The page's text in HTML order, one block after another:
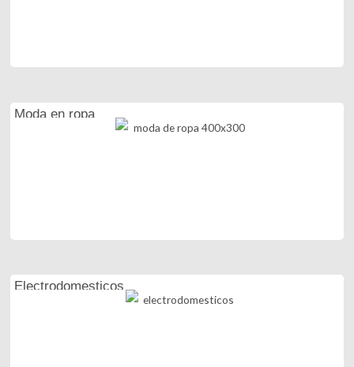
Moda en ropa
Electrodomesticos